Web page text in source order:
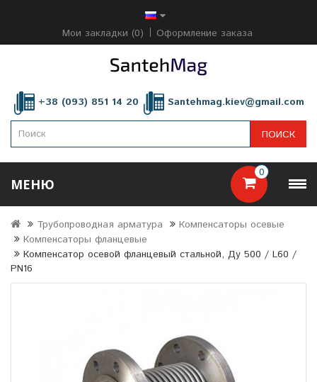
Мои закладки (0) Оформление заказа
+38 (093) 851 14 20 Santehmag.kiev@gmail.com
0
ПОИСК
МЕНЮ
Трубопроводная арматура
Компенсаторы осевые
Компенсаторы фланцевые
Компенсатор осевой фланцевый стальной, Ду 500 / L60 /
PN16